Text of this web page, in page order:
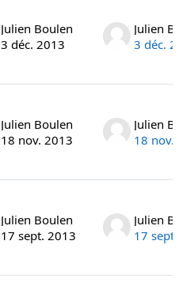
Julien Boulen
3 déc. 2013
Julien
3 déc.
Julien Boulen
18 nov. 2013
Julien
18 nov.
Julien Boulen
17 sept. 2013
Julien
17